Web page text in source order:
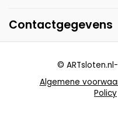
Contactgegevens
Algemene
Policy
© ARTsloten.nl